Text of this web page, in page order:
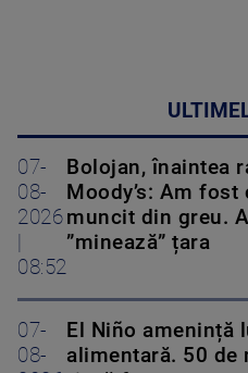
07-
08-
2026
08:52
Bolojan, înaintea
Moody’s: Am
muncit din greu.
”minează” țara
07-
08-
El Niño amenință
alimentară. 50 de